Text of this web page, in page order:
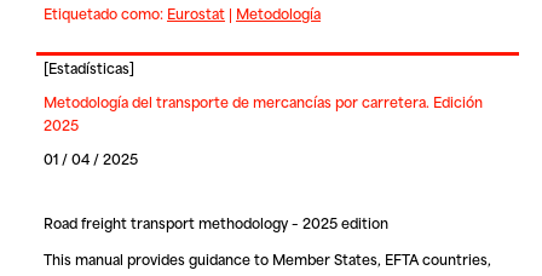
Etiquetado como: Eurostat| Metodología
[Estadísticas]
Metodología del transporte de mercancías por carretera. Edición
2025
01 / 04 / 2025
Road freight transport methodology – 2025 edition
This manual provides guidance to Member States, EFTA countries,